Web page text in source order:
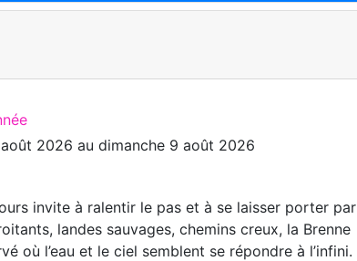
2026 audimanche 9 août 2026
invite à ralentir le pas et à se laisser porter par
landes sauvages, chemins creux, la Brenne
où l’eau et le ciel semblent se répondre à l’infini.